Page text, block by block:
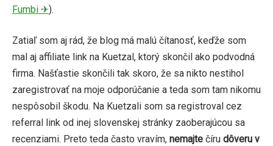
Fumbi ✈).
Zatiaľ som aj rád, že blog má malú čítanosť, keďže som
mal aj affiliate link na Kuetzal, ktorý skončil ako podvodná
firma. Našťastie skončili tak skoro, že sa nikto nestihol
zaregistrovať na moje odporúčanie a teda som tam nikomu
nespôsobil škodu. Na Kuetzali som sa registroval cez
referral link od inej slovenskej stránky zaoberajúcou sa
recenziami. Preto teda často vravím, nemajte číru dôveru v